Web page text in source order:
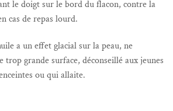
le doigt sur le bord du flacon, contre la
cas de repas lourd.
a un effet glacial sur la peau, ne
trop grande surface, déconseillé aux jeunes
ou qui allaite.